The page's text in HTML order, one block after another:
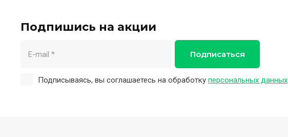
Подпишись на акции
Подписываясь, вы соглашаетесь на обработку персональных данных
Подписаться